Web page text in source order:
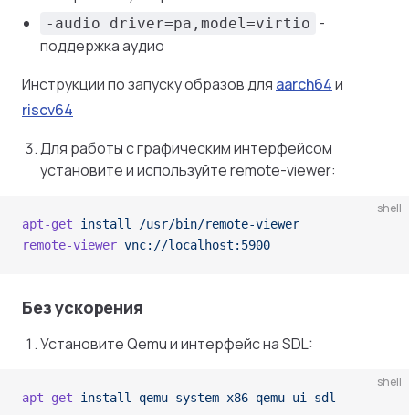
-audio driver=pa,model=virtio -
поддержка аудио
Инструкции по запуску образов для aarch64и
riscv64
Для работы с графическим интерфейсом
установите и используйте remote-viewer:
shell
apt-get install
/usr/bin/remote-viewer
remote-viewer vnc://localhost:5900
Без ускорения
Установите Qemu и интерфейс на SDL:
shell
apt-get install qemu-system-x86 qemu-ui-sdl